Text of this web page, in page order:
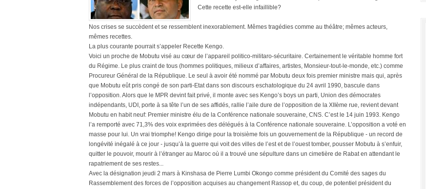
Cette recette est-elle infaillible?
Nos crises se succèdent et se ressemblent inexorablement. Mêmes tragédies comme au théâtre; mêmes acteurs,
mêmes recettes.
La plus courante pourrait s’appeler Recette Kengo.
Voici un proche de Mobutu visé au cœur de l’appareil politico-militaro-sécuritaire. Certainement le véritable homme fort
du Régime. Le plus craint de tous (hommes politiques, milieux d’affaires, artistes, Monsieur-tout-le-monde, etc.) comme
Procureur Général de la République. Le seul à avoir été nommé par Mobutu deux fois premier ministre mais qui, après
que Mobutu eût pris congé de son parti-Etat dans son discours eschatologique du 24 avril 1990, bascule dans
l’opposition. Alors que le MPR devint fait privé, il monte avec ses Kengo’s boys un parti, Union des démocrates
indépendants, UDI, porte à sa tête l’un de ses affidés, rallie l’aile dure de l’opposition de la XIIème rue, revient devant
Mobutu en habit neuf: Premier ministre élu de la Conférence nationale souveraine, CNS. C’est le 14 juin 1993. Kengo
l’a remporté avec 71,3% des voix exprimées des délégués à la Conférence nationale souveraine. L’opposition a voté en
masse pour lui. Un vrai triomphe! Kengo dirige pour la troisième fois un gouvernement de la République - un record de
longévité inégalé à ce jour - jusqu’à la guerre qui voit des villes de l’est et de l’ouest tomber, pousser Mobutu à s’enfuir,
quitter le pouvoir, mourir à l’étranger au Maroc où il a trouvé une sépulture dans un cimetière de Rabat en attendant le
rapatriement de ses restes...
Avec la désignation jeudi 2 mars à Kinshasa de Pierre Lumbi Okongo comme président du Comité des sages du
Rassemblement des forces de l’opposition acquises au changement Rassop et, du coup, de potentiel président du